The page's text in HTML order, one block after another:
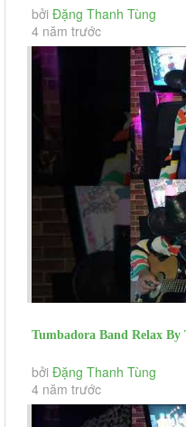
Social Distance Lemon...
bởi Đặng Thanh Tùng
4 năm trước
Tumbadora Band Relax
Social Distance Comme...
bởi Đặng Thanh Tùng
4 năm trước